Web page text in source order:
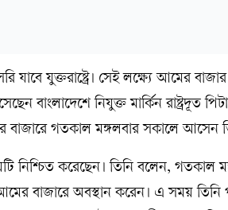
যাবে যুক্তরাষ্ট্রে। সেই লক্ষ্যে আমের
বাংলাদেশে নিযুক্ত মার্কিন রাষ্ট্রদূত
বাজারে গতকাল মঙ্গলবার সকালে আসেন
নিশ্চিত করেছেন। তিনি বলেন, গতকাল
আমের বাজারে অবস্থান করেন। এ সময়